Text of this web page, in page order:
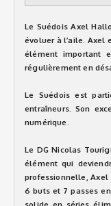
Le Suédois Axel
évoluer à l’aile. Axel
élément important
régulièrement en
Le Suédois est
entraîneurs. Son
numérique.
Le DG Nicolas
élément qui
professionnelle, Axel
6 buts et 7 passes